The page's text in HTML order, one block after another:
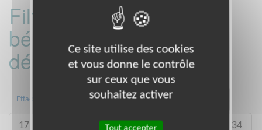
Filtrer les missions
bénévoles par
département :
Effacer 08 09 10
17 27 28 34
Ce site utilise des cookies
et vous donne le contrôle
sur ceux que vous
souhaitez activer